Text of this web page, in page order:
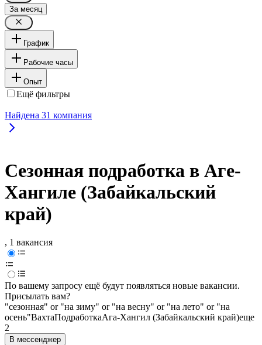
За месяц
График
Рабочие часы
Опыт
Ещё фильтры
Найдена 31 компания
Сезонная подработка в Аге-
Хангиле (Забайкальский
край)
, 1 вакансия
По вашему запросу ещё будут появляться новые вакансии.
Присылать вам?
"сезонная" or "на зиму" or "на весну" or "на лето" or "на
осень"ВахтаПодработкаАга-Хангил (Забайкальский край)еще
2
В мессенджер